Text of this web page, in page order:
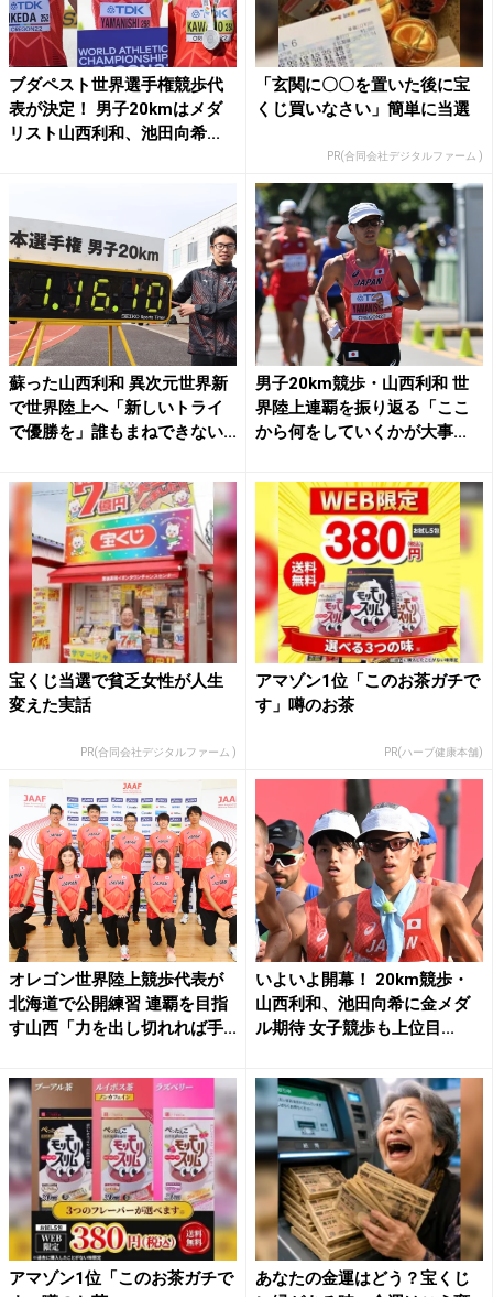
ブダペスト世界選手権競歩代
表が決定！ 男子20kmはメダ
リスト山西利和、池田向希...
「玄関に〇〇を置いた後に宝
くじ買いなさい」簡単に当選
PR(合同会社デジタルファーム )
蘇った山西利和 異次元世界新
で世界陸上へ「新しいトライ
で優勝を」誰もまねできない...
男子20km競歩・山西利和 世
界陸上連覇を振り返る「ここ
から何をしていくかが大事...
宝くじ当選で貧乏女性が人生
変えた実話
PR(合同会社デジタルファーム )
アマゾン1位「このお茶ガチで
す」噂のお茶
PR(ハーブ健康本舗)
オレゴン世界陸上競歩代表が
北海道で公開練習 連覇を目指
す山西「力を出し切れれば手...
いよいよ開幕！ 20km競歩・
山西利和、池田向希に金メダ
ル期待 女子競歩も上位目...
アマゾン1位「このお茶ガチで
あなたの金運はどう？宝くじ